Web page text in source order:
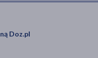
Doz.pl